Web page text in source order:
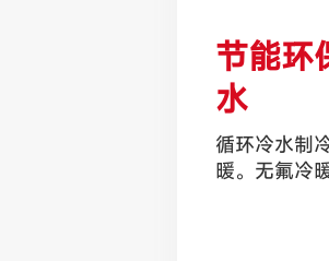
节能环
水
循环冷水制
暖。无氟冷